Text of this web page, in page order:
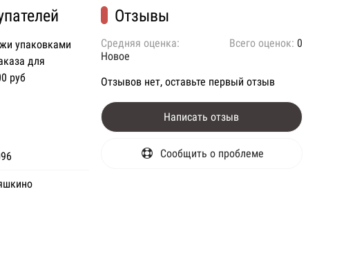
упаковками
для
руб
Отзывы
Средняя оценка:
Новое
Всего оценок: 0
Отзывов нет, оставьте первый отзыв
Написать отзыв
Сообщить о проблеме